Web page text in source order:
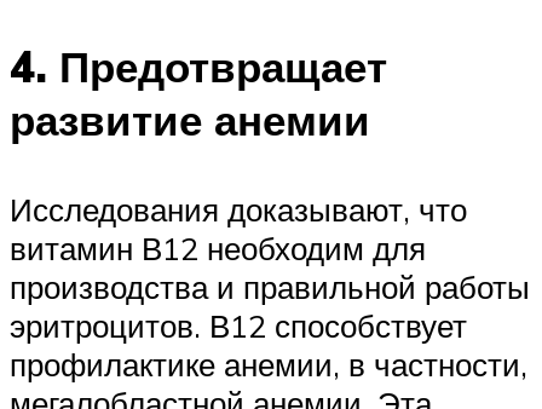
4. Предотвращает
развитие анемии
Исследования доказывают, что
витамин В12 необходим для
производства и правильной работы
эритроцитов. В12 способствует
профилактике анемии, в частности,